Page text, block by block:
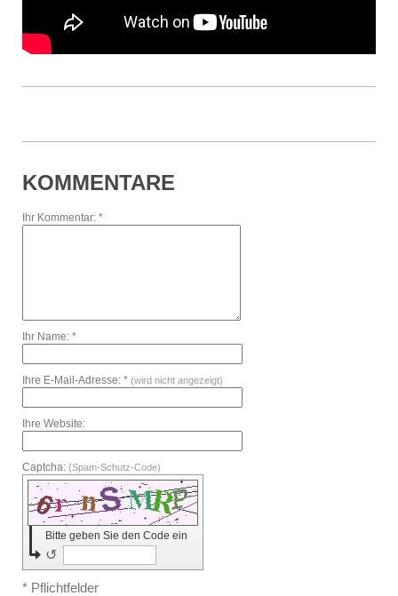
KOMMENTARE
Ihr Kommentar: *
Ihr Name: *
Ihre E-Mail-Adresse: * (wird nicht angezeigt)
Ihre Website:
Captcha: (Spam-Schutz-Code)
Bitte geben Sie den Code ein
↺
* Pflichtfelder